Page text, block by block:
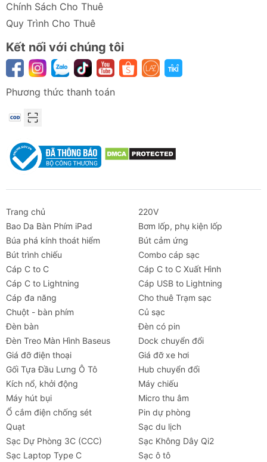
Chính Sách Cho Thuê
Quy Trình Cho Thuê
Kết nối với chúng tôi
Phương thức thanh toán
Trang chủ
220V
Bao Da Bàn Phím iPad
Bơm lốp, phụ kiện lốp
Búa phá kính thoát hiểm
Bút cảm ứng
Bút trình chiếu
Combo cáp sạc
Cáp C to C
Cáp C to C Xuất Hình
Cáp C to Lightning
Cáp USB to Lightning
Cáp đa năng
Cho thuê Trạm sạc
Chuột - bàn phím
Củ sạc
Đèn bàn
Đèn có pin
Đèn Treo Màn Hình Baseus
Dock chuyển đổi
Giá đỡ điện thoại
Giá đỡ xe hơi
Gối Tựa Đầu Lưng Ô Tô
Hub chuyển đổi
Kích nổ, khởi động
Máy chiếu
Máy hút bụi
Micro thu âm
Ổ cắm điện chống sét
Pin dự phòng
Quạt
Sạc du lịch
Sạc Dự Phòng 3C (CCC)
Sạc Không Dây Qi2
Sạc Laptop Type C
Sạc ô tô